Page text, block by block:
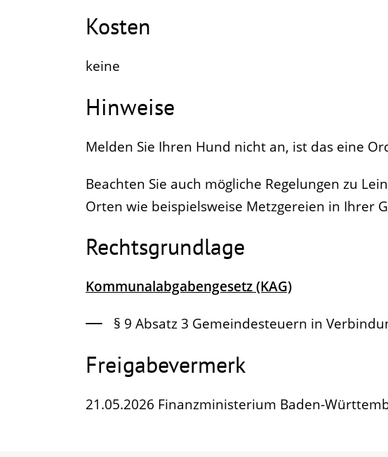
Kosten
keine
Hinweise
Melden Sie Ihren Hund nicht an, ist das eine
Beachten Sie auch mögliche Regelungen zu
Orten wie beispielsweise Metzgereien in Ihrer
Rechtsgrundlage
Kommunalabgabengesetz (KAG)
§ 9 Absatz 3 Gemeindesteuern in
Freigabevermerk
21.05.2026 Finanzministerium Baden-